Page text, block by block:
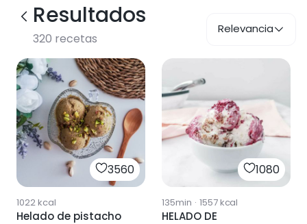
Resultados
320 recetas
Relevancia
3560
1022kcal
Helado de pistacho
1080
135min · 1557kcal
HELADO DE